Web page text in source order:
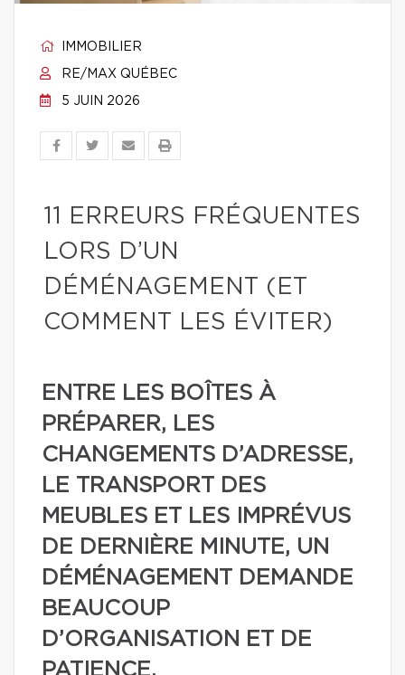
IMMOBILIER
RE/MAX QUÉBEC
5 JUIN 2026
11 ERREURS FRÉQUENTES
LORS D’UN
DÉMÉNAGEMENT (ET
COMMENT LES ÉVITER)
ENTRE LES BOÎTES À
PRÉPARER, LES
CHANGEMENTS D’ADRESSE,
LE TRANSPORT DES
MEUBLES ET LES IMPRÉVUS
DE DERNIÈRE MINUTE, UN
DÉMÉNAGEMENT DEMANDE
BEAUCOUP
D’ORGANISATION ET DE
PATIENCE.